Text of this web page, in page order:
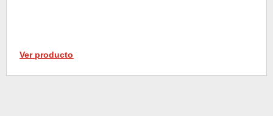
Ver producto